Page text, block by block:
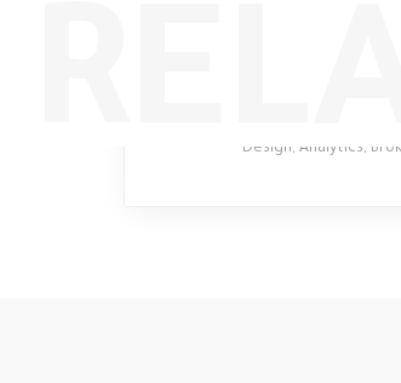
Design, Analytics,